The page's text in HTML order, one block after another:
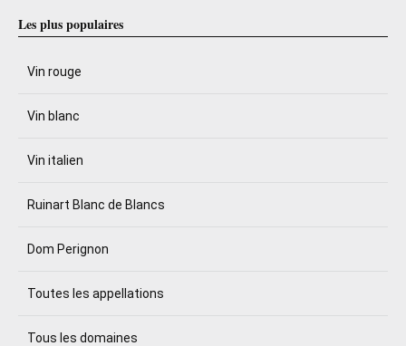
Les plus populaires
Vin rouge
Vin blanc
Vin italien
Ruinart Blanc de Blancs
Dom Perignon
Toutes les appellations
Tous les domaines